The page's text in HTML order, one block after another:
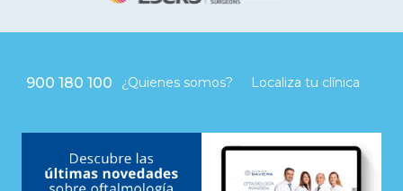
900 180 100 ¿Quienes somos? Localiza tu clínica